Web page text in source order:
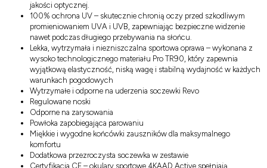
jakości optycznej.
100% ochrona UV – skutecznie chronią oczy przed szkodliwym
promieniowaniem UVA i UVB, zapewniając bezpieczne widzenie
nawet podczas długiego przebywania na słońcu.
Lekka, wytrzymała i niezniszczalna sportowa oprawa – wykonana z
wysoko technologicznego materiału Pro TR90, który zapewnia
wyjątkową elastyczność, niską wagę i stabilną wydajność w każdych
warunkach pogodowych
Wytrzymałe i odporne na uderzenia soczewki Revo
Regulowane noski
Odporne na zarysowania
Powłoka zapobiegająca parowaniu
Miękkie i wygodne końcówki zauszników dla maksymalnego
komfortu
Dodatkowa przezroczysta soczewka w zestawie
Certyfikacja CE – okulary sportowe 4KAAD Active spełniają